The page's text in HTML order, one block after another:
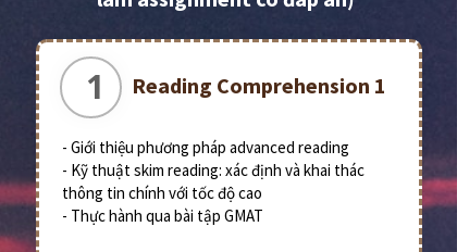
Reading Comprehension 1
- Giới thiệu phương pháp advanced reading
- Kỹ thuật skim reading: xác định và khai thác
thông tin chính với tốc độ cao
- Thực hành qua bài tập GMAT
1